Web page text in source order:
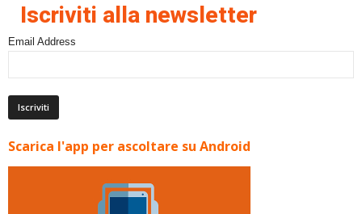
Iscriviti alla newsletter
Email Address
Scarica l'app per ascoltare su Android